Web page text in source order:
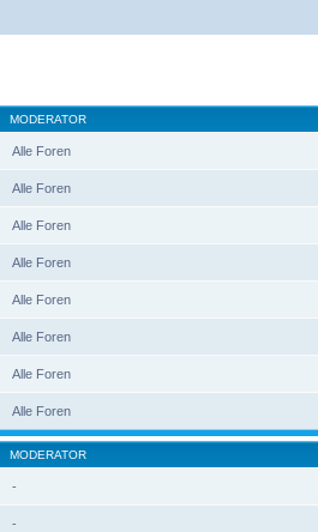
MODERATOR
Alle Foren
Alle Foren
Alle Foren
Alle Foren
Alle Foren
Alle Foren
Alle Foren
Alle Foren
MODERATOR
-
-